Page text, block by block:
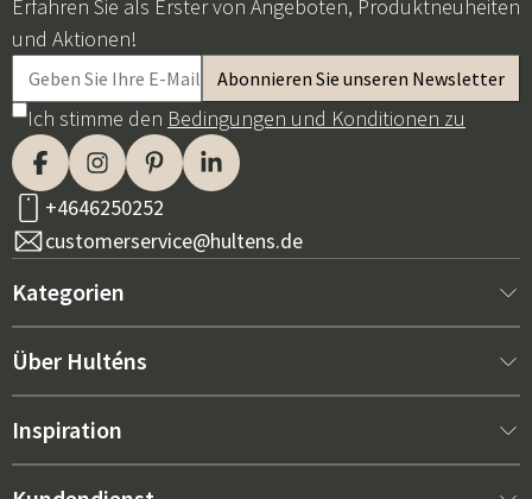
Erfahren Sie als Erster von Angeboten, Produktneuheiten
und Aktionen!
Ich stimme den Bedingungen und Konditionen zu
+4646250252
customerservice@hultens.de
Kategorien
Neu bei uns
Innenausstattung
Über Hulténs
Über Hulténs
Inspiration
Bestseller